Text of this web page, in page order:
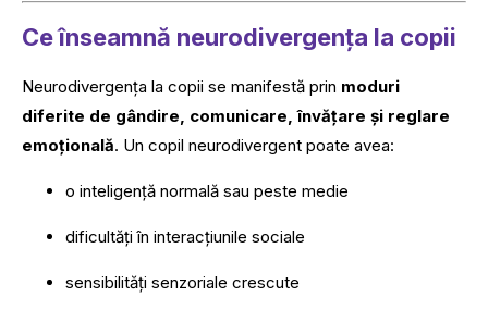
Ce înseamnă neurodivergența la copii
Neurodivergența la copii se manifestă prin moduri
diferite de gândire, comunicare, învățare și reglare
emoțională. Un copil neurodivergent poate avea:
o inteligență normală sau peste medie
dificultăți în interacțiunile sociale
sensibilități senzoriale crescute